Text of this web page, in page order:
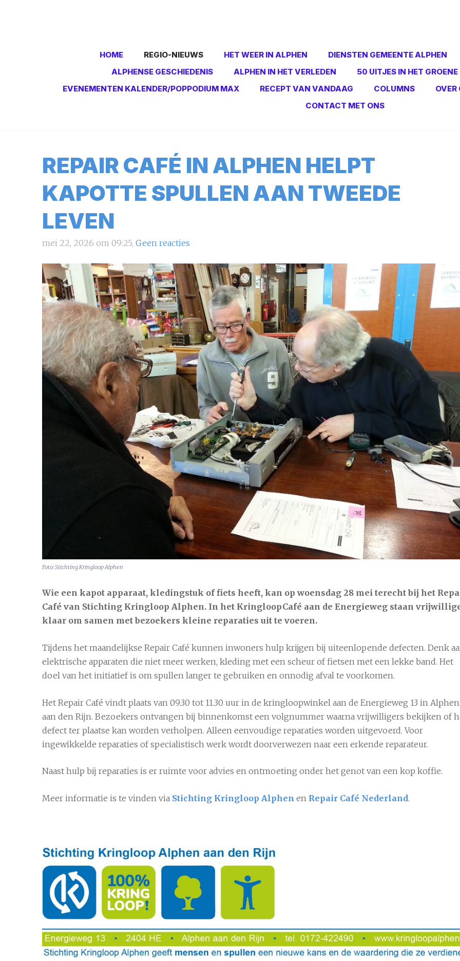
HOME REGIO-NIEUWS HET WEER IN ALPHEN
DIENSTEN GEMEENTE ALPHEN
ALPHENSE GESCHIEDENIS
ALPHEN IN HET VERLEDEN
50 UITJES IN HET
EVENEMENTEN KALENDER/POPPODIUM MAX
RECEPT VAN VANDAAG COLUMNS
OVER
CONTACT MET ONS
7 aug 21°C 8 aug 22°C 9 aug 26°C
REPAIR CAFÉ IN ALPHEN HELPT
KAPOTTE SPULLEN AAN TWEEDE
LEVEN
mei 22, 2026 om 09:25, Geen reacties
Foto: Stichting Kringloop Alphen
Wie een kapot apparaat, kledingstuk of fiets heeft, kan op woensdag 28 mei terecht bij het
Café van Stichting Kringloop Alphen. In het KringloopCafé aan de Energieweg staan
klaar om samen met bezoekers kleine reparaties uit te voeren.
Tijdens het maandelijkse Repair Café kunnen inwoners hulp krijgen bij uiteenlopende defecten. Denk
elektrische apparaten die niet meer werken, kleding met een scheur of fietsen met een lekke band. Het
doel van het initiatief is om spullen langer te gebruiken en onnodig afval te voorkomen.
Het Repair Café vindt plaats van 09.30 tot 11.30 uur in de kringloopwinkel aan de Energieweg 13 in Alphen
aan den Rijn. Bezoekers ontvangen bij binnenkomst een volgnummer waarna vrijwilligers bekijken of
defect ter plaatse kan worden verholpen. Alleen eenvoudige reparaties worden uitgevoerd. Voor
ingewikkelde reparaties of specialistisch werk wordt doorverwezen naar een erkende reparateur.
Naast hulp bij reparaties is er ruimte voor advies en ontmoeting onder het genot van een kop koffie.
Meer informatie is te vinden via Stichting Kringloop Alphen en Repair Café Nederland.